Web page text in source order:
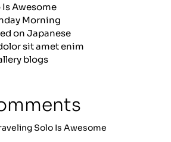
Awesome
Morning
on Japanese
sit amet enim
blogs
Solo Is Awesome